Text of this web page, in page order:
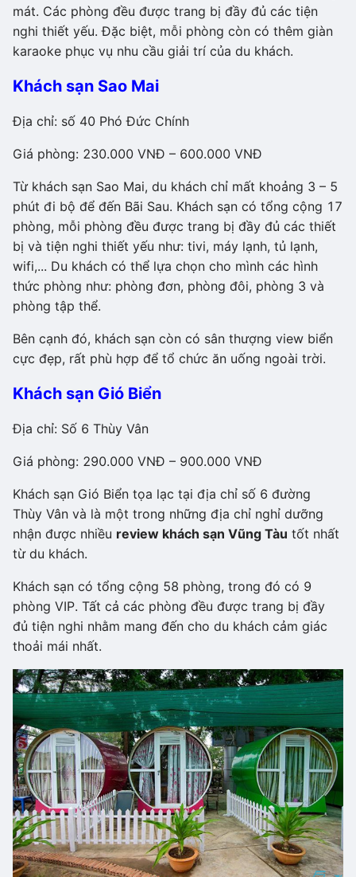
mát. Các phòng đều được trang bị đầy đủ các tiện
nghi thiết yếu. Đặc biệt, mỗi phòng còn có thêm giàn
karaoke phục vụ nhu cầu giải trí của du khách.
Khách sạn Sao Mai
Địa chỉ: số 40 Phó Đức Chính
Giá phòng: 230.000 VNĐ – 600.000 VNĐ
Từ khách sạn Sao Mai, du khách chỉ mất khoảng 3 – 5
phút đi bộ để đến Bãi Sau. Khách sạn có tổng cộng 17
phòng, mỗi phòng đều được trang bị đầy đủ các thiết
bị và tiện nghi thiết yếu như: tivi, máy lạnh, tủ lạnh,
wifi,... Du khách có thể lựa chọn cho mình các hình
thức phòng như: phòng đơn, phòng đôi, phòng 3 và
phòng tập thể.
Bên cạnh đó, khách sạn còn có sân thượng view biển
cực đẹp, rất phù hợp để tổ chức ăn uống ngoài trời.
Khách sạn Gió Biển
Địa chỉ: Số 6 Thùy Vân
Giá phòng: 290.000 VNĐ – 900.000 VNĐ
Khách sạn Gió Biển tọa lạc tại địa chỉ số 6 đường
Thùy Vân và là một trong những địa chỉ nghỉ dưỡng
nhận được nhiều review khách sạn Vũng Tàu tốt nhất
từ du khách.
Khách sạn có tổng cộng 58 phòng, trong đó có 9
phòng VIP. Tất cả các phòng đều được trang bị đầy
đủ tiện nghi nhằm mang đến cho du khách cảm giác
thoải mái nhất.